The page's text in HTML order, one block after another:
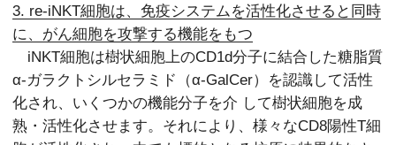
3. re-iNKT細胞は、免疫システムを活性化させると同時
に、がん細胞を攻撃する機能をもつ
iNKT細胞は樹状細胞上のCD1d分子に結合した糖脂質
α-ガラクトシルセラミド（α-GalCer）を認識して活性
化され、いくつかの機能分子を介 して樹状細胞を成
熟・活性化させます。それにより、様々なCD8陽性T細